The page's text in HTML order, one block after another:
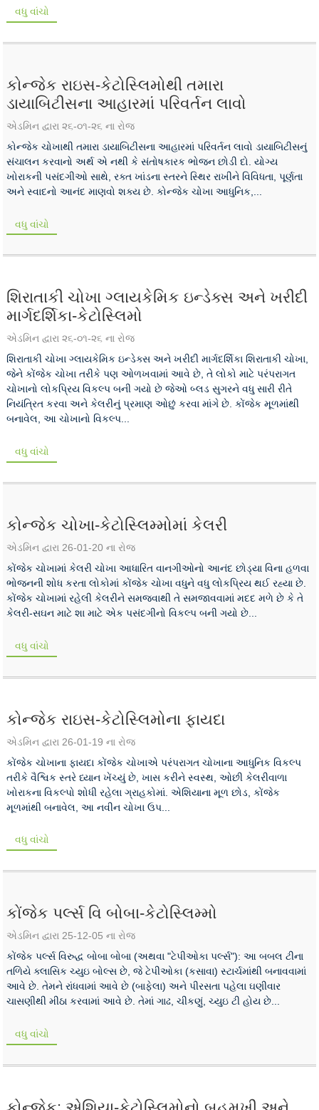
વધુ વાંચો
કોન્જેક રાઇસ-કેટોસ્લિમોથી તમારા
ડાયાબિટીસના આહારમાં પરિવર્તન લાવો
એડમિન દ્વારા ૨૬-૦૧-૨૬ ના રોજ
કોન્જેક ચોખાથી તમારા ડાયાબિટીસના આહારમાં પરિવર્તન લાવો ડાયાબિટીસનું
સંચાલન કરવાનો અર્થ એ નથી કે સંતોષકારક ભોજન છોડી દો. યોગ્ય
ખોરાકની પસંદગીઓ સાથે, રક્ત ખાંડના સ્તરને સ્થિર રાખીને વિવિધતા, પૂર્ણતા
અને સ્વાદનો આનંદ માણવો શક્ય છે. કોન્જેક ચોખા આધુનિક,...
વધુ વાંચો
શિરાતાકી ચોખા ગ્લાયકેમિક ઇન્ડેક્સ અને ખરીદી
માર્ગદર્શિકા-કેટોસ્લિમો
એડમિન દ્વારા ૨૬-૦૧-૨૬ ના રોજ
શિરાતાકી ચોખા ગ્લાયકેમિક ઇન્ડેક્સ અને ખરીદી માર્ગદર્શિકા શિરાતાકી ચોખા,
જેને કોંજેક ચોખા તરીકે પણ ઓળખવામાં આવે છે, તે લોકો માટે પરંપરાગત
ચોખાનો લોકપ્રિય વિકલ્પ બની ગયો છે જેઓ બ્લડ સુગરને વધુ સારી રીતે
નિયંત્રિત કરવા અને કેલરીનું પ્રમાણ ઓછું કરવા માંગે છે. કોંજેક મૂળમાંથી
બનાવેલ, આ ચોખાનો વિકલ્પ...
વધુ વાંચો
કોન્જેક ચોખા-કેટોસ્લિમ્મોમાં કેલરી
એડમિન દ્વારા 26-01-20 ના રોજ
કોંજેક ચોખામાં કેલરી ચોખા આધારિત વાનગીઓનો આનંદ છોડ્યા વિના હળવા
ભોજનની શોધ કરતા લોકોમાં કોંજેક ચોખા વધુને વધુ લોકપ્રિય થઈ રહ્યા છે.
કોંજેક ચોખામાં રહેલી કેલરીને સમજવાથી તે સમજાવવામાં મદદ મળે છે કે તે
કેલરી-સઘન માટે શા માટે એક પસંદગીનો વિકલ્પ બની ગયો છે...
વધુ વાંચો
કોન્જેક રાઇસ-કેટોસ્લિમોના ફાયદા
એડમિન દ્વારા 26-01-19 ના રોજ
કોંજેક ચોખાના ફાયદા કોંજેક ચોખાએ પરંપરાગત ચોખાના આધુનિક વિકલ્પ
તરીકે વૈશ્વિક સ્તરે ધ્યાન ખેંચ્યું છે, ખાસ કરીને સ્વસ્થ, ઓછી કેલરીવાળા
ખોરાકના વિકલ્પો શોધી રહેલા ગ્રાહકોમાં. એશિયાના મૂળ છોડ, કોંજેક
મૂળમાંથી બનાવેલ, આ નવીન ચોખા ઉપ...
વધુ વાંચો
કોંજેક પર્લ્સ વિ બોબા-કેટોસ્લિમ્મો
એડમિન દ્વારા 25-12-05 ના રોજ
કોંજેક પર્લ્સ વિરુદ્ધ બોબા બોબા (અથવા "ટેપીઓકા પર્લ્સ"): આ બબલ ટીના
તળિયે ક્લાસિક ચ્યુઇ બોલ્સ છે, જે ટેપીઓકા (કસાવા) સ્ટાર્ચમાંથી બનાવવામાં
આવે છે. તેમને રાંધવામાં આવે છે (બાફેલા) અને પીરસતા પહેલા ઘણીવાર
ચાસણીથી મીઠા કરવામાં આવે છે. તેમાં ગાઢ, ચીકણું, ચ્યુઇ ટી હોય છે...
વધુ વાંચો